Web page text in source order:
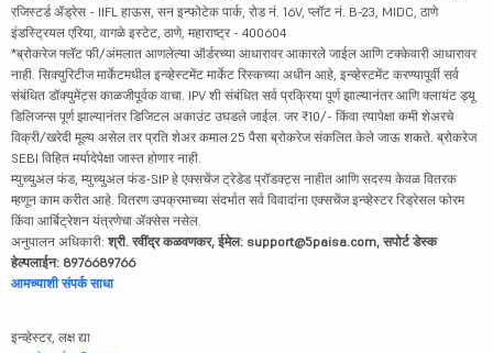
रजिस्टर्ड ॲड्रेस - IIFL हाऊस, सन इन्फोटेक पार्क, रोड नं. 16V, प्लॉट नं. B-23, MIDC, ठाणे
इंडस्ट्रियल एरिया, वागळे इस्टेट, ठाणे, महाराष्ट्र - 400604
*ब्रोकरेज फ्लॅट फी/अंमलात आणलेल्या ऑर्डरच्या आधारावर आकारले जाईल आणि टक्केवारी आधारावर
नाही. सिक्युरिटीज मार्केटमधील इन्व्हेस्टमेंट मार्केट रिस्कच्या अधीन आहे, इन्व्हेस्टमेंट करण्यापूर्वी सर्व
संबंधित डॉक्युमेंट्स काळजीपूर्वक वाचा. IPV शी संबंधित सर्व प्रक्रिया पूर्ण झाल्यानंतर आणि क्लायंट ड्यू
डिलिजन्स पूर्ण झाल्यानंतर डिजिटल अकाउंट उघडले जाईल. जर ₹10/- किंवा त्यापेक्षा कमी शेअरचे
विक्री/खरेदी मूल्य असेल तर प्रति शेअर कमाल 25 पैसा ब्रोकरेज संकलित केले जाऊ शकते. ब्रोकरेज
SEBI विहित मर्यादेपेक्षा जास्त होणार नाही.
म्युच्युअल फंड, म्युच्युअल फंड-SIP हे एक्सचेंज ट्रेडेड प्रॉडक्ट्स नाहीत आणि सदस्य केवळ वितरक
म्हणून काम करीत आहे. वितरण उपक्रमाच्या संदर्भात सर्व विवादांना एक्सचेंज इन्व्हेस्टर रिड्रेसल फोरम
किंवा आर्बिट्रेशन यंत्रणेचा ॲक्सेस नसेल.
अनुपालन अधिकारी: श्री. रवींद्र कळवणकर, ईमेल: support@5paisa.com, सपोर्ट डेस्क
हेल्पलाईन: 8976689766
आमच्याशी संपर्क साधा
इन्व्हेस्टर, लक्ष द्या